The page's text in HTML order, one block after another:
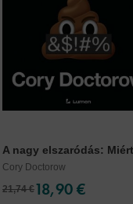
A nagy elszaródás:
Cory Doctorow
21,74 €18,90 €